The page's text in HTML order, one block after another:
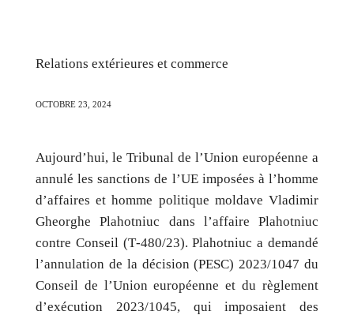
Relations extérieures et commerce
OCTOBRE 23, 2024
Aujourd’hui, le Tribunal de l’Union européenne a
annulé les sanctions de l’UE imposées à l’homme
d’affaires et homme politique moldave Vladimir
Gheorghe Plahotniuc dans l’affaire Plahotniuc
contre Conseil (T‑480/23). Plahotniuc a demandé
l’annulation de la décision (PESC) 2023/1047 du
Conseil de l’Union européenne et du règlement
d’exécution 2023/1045, qui imposaient des